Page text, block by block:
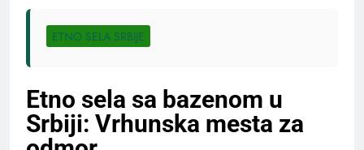
ETNO SELA SRBIJE
Etno sela sa bazenom u
Srbiji: Vrhunska mesta za